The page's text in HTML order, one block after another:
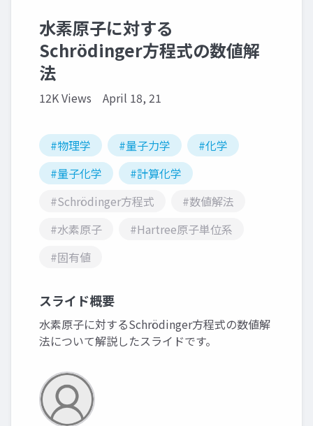
水素原子に対する
Schrödinger方程式の数値解
法
12K Views April 18, 21
#物理学 #量子力学
#化学
#量子化学
#計算化学
#Schrödinger方程式
#数値解法
#水素原子
#Hartree原子単位系
#固有値
スライド概要
水素原子に対するSchrödinger方程式の数値解
法について解説したスライドです。